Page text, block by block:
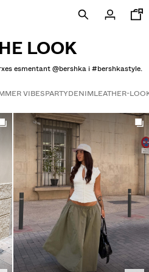
LOOK
esmentant @bershka i #bershkastyle.
VIBESPARTYDENIMLEATHER-
Get the look